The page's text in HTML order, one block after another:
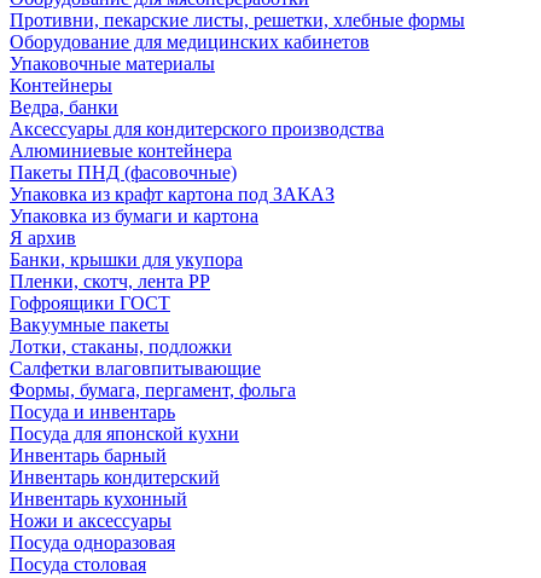
Противни, пекарские листы, решетки, хлебные формы
Оборудование для медицинских кабинетов
Упаковочные материалы
Контейнеры
Ведра, банки
Аксессуары для кондитерского производства
Алюминиевые контейнера
Пакеты ПНД (фасовочные)
Упаковка из крафт картона под ЗАКАЗ
Упаковка из бумаги и картона
Я архив
Банки, крышки для укупора
Пленки, скотч, лента РР
Гофроящики ГОСТ
Вакуумные пакеты
Лотки, стаканы, подложки
Салфетки влаговпитывающие
Формы, бумага, пергамент, фольга
Посуда и инвентарь
Посуда для японской кухни
Инвентарь барный
Инвентарь кондитерский
Инвентарь кухонный
Ножи и аксессуары
Посуда одноразовая
Посуда столовая